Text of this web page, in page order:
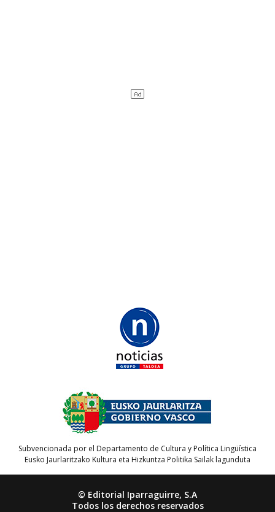
Subvencionada por el Departamento de Cultura y Política Lingüística
Eusko Jaurlaritzako Kultura eta Hizkuntza Politika Sailak lagunduta
© Editorial Iparraguirre, S.A
Todos los derechos reservados